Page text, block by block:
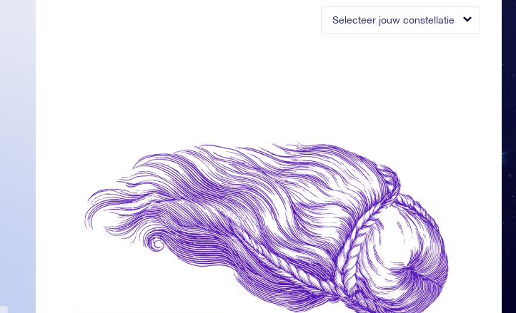
Selecteer jouw constellatie